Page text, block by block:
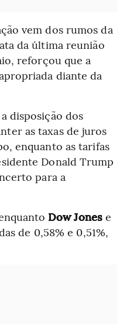
vem dos rumos da
da última reunião
reforçou que a
diante da
disposição dos
as taxas de juros
enquanto as tarifas
Donald Trump
para a
Dow Jonese
de 0,58% e 0,51%,